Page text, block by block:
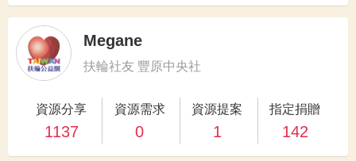
Megane
扶輪社友 豐原中央社
資源分享
1137
資源需求
0
資源提案
1
指定捐贈
142